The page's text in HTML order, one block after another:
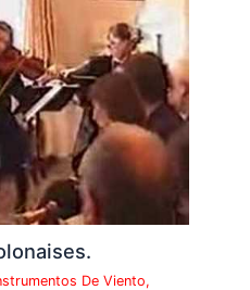
De Viento,